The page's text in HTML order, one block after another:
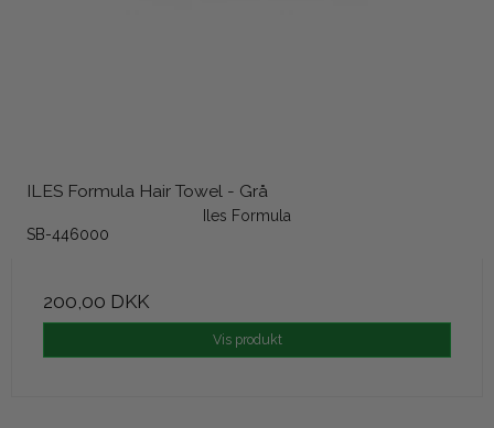
ILES Formula Hair Towel - Grå
Iles Formula
SB-446000
200,00 DKK
Vis produkt